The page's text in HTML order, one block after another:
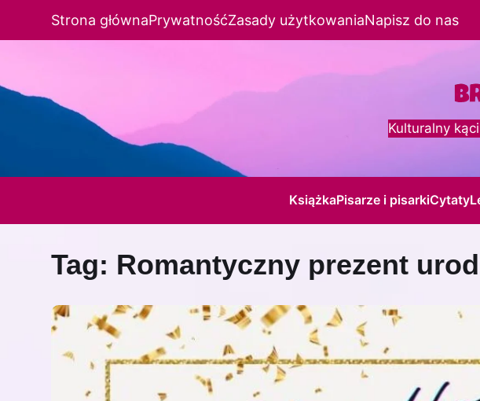
Strona głównaPrywatnośćZasady użytkowaniaNapisz do nas
Kulturalny
KsiążkaPisarze i pisarkiCytaty
Tag: Romantyczny prezent